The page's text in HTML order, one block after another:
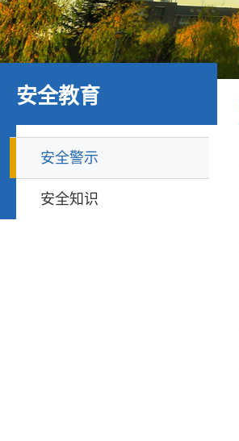
安全教育
安全警示
安全知识